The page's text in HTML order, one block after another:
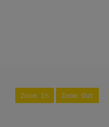
Zoom In Zoom Out